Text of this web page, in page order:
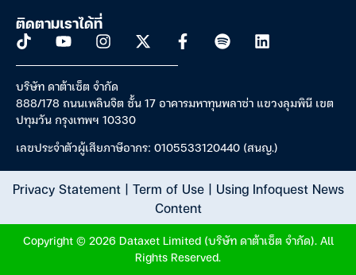
ติดตามเราได้ที่
บริษัท ดาต้าเซ็ต จำกัด
888/178 ถนนเพลินจิต ชั้น 17 อาคารมหาทุนพลาซ่า แขวงลุมพินี เขต
ปทุมวัน กรุงเทพฯ 10330
เลขประจำตัวผู้เสียภาษีอากร: 0105533120440 (สนญ.)
Privacy Statement| Term of Use| Using Infoquest News
Content
Copyright © 2026 Dataxet Limited (บริษัท ดาต้าเซ็ต จำกัด). All
Rights Reserved.